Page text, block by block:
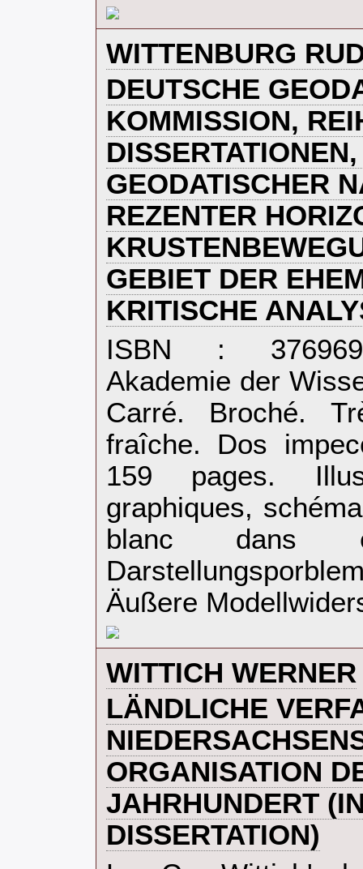
‎WITTENBURG
‎DEUTSCHE
KOMMISSION,
GEODATISCHER
REZENTER
GEBIET DER
KRITISCHE
‎ISBN :
Akademie der
Carré. Broché.
fraîche. Dos
159 pages.
graphiques,
blanc dans
Äußere
‎WITTICH WERNER‎
‎LÄNDLICHE
ORGANISATION
JAHRHUNDERT
DISSERTATION)‎